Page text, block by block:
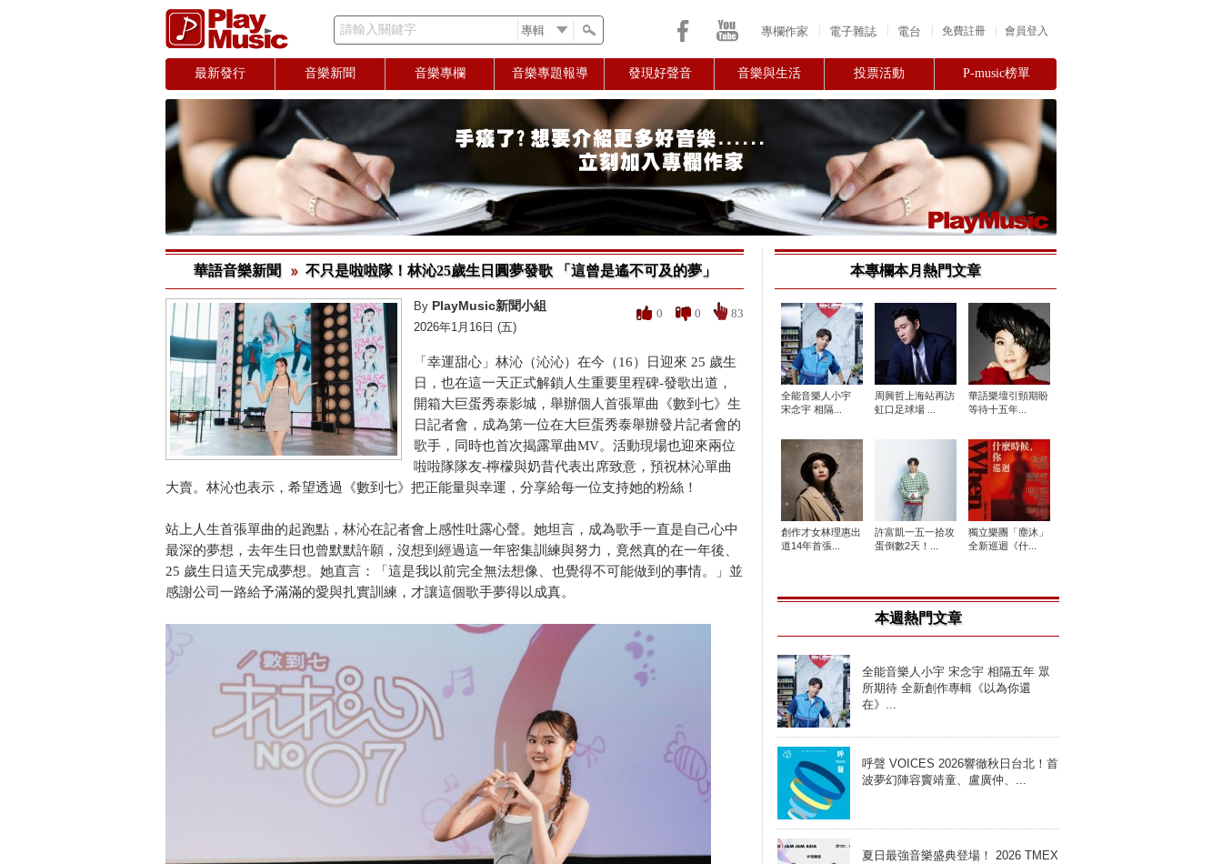
請輸入關鍵字 會員登入
免費註冊
專欄作家 電子雜誌 電台
最新發行 音樂新聞 音樂專欄 音樂專題報導 發現好聲音 音樂與生活 投票活動 P-music榜單
華語音樂新聞 不只是啦啦隊！林沁25歲生日圓夢發歌 「這曾是遙不可及的夢」
0 0 83
By PlayMusic新聞小組
2026年1月16日 (五)
「幸運甜心」林沁（沁沁）在今（16）日迎來 25 歲生
日，也在這一天正式解鎖人生重要里程碑-發歌出道，
開箱大巨蛋秀泰影城，舉辦個人首張單曲《數到七》生
日記者會，成為第一位在大巨蛋秀泰舉辦發片記者會的
歌手，同時也首次揭露單曲MV。活動現場也迎來兩位
啦啦隊隊友-檸檬與奶昔代表出席致意，預祝林沁單曲
大賣。林沁也表示，希望透過《數到七》把正能量與幸運，分享給每一位支持她的粉絲！
站上人生首張單曲的起跑點，林沁在記者會上感性吐露心聲。她坦言，成為歌手一直是自己心中
最深的夢想，去年生日也曾默默許願，沒想到經過這一年密集訓練與努力，竟然真的在一年後、
25 歲生日這天完成夢想。她直言：「這是我以前完全無法想像、也覺得不可能做到的事情。」並
感謝公司一路給予滿滿的愛與扎實訓練，才讓這個歌手夢得以成真。
本專欄本月熱門文章
全能音樂人小宇
宋念宇 相隔...
周興哲上海站再訪
虹口足球場 ...
華語樂壇引頸期盼
等待十五年...
創作才女林理惠出
道14年首張...
許富凱一五一拾攻
蛋倒數2天！...
獨立樂團「塵沐」
全新巡迴《什...
本週熱門文章
全能音樂人小宇 宋念宇 相隔五年 眾
所期待 全新創作專輯《以為你還
在》...
呼聲 VOICES 2026響徹秋日台北！首
波夢幻陣容竇靖童、盧廣仲、...
夏日最強音樂盛典登場！ 2026 TMEX